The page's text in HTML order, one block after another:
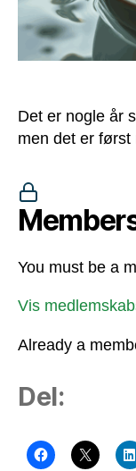
Det er nogle år
men det er først
You must be a
Vis
Already a
Del: